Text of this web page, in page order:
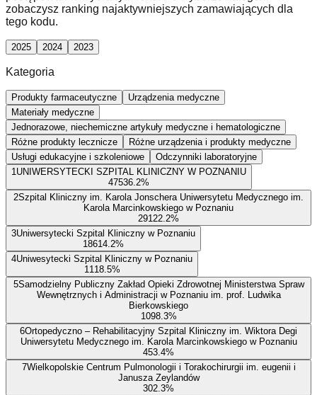
zobaczysz ranking najaktywniejszych zamawiających dla
tego kodu.
2025 2024 2023
Kategoria
Produkty farmaceutyczne
Urządzenia medyczne
Materiały medyczne
Jednorazowe, niechemiczne artykuły medyczne i hematologiczne
Różne produkty lecznicze
Różne urządzenia i produkty medyczne
Usługi edukacyjne i szkoleniowe
Odczynniki laboratoryjne
1UNIWERSYTECKI SZPITAL KLINICZNY W POZNANIU
47536.2%
2Szpital Kliniczny im. Karola Jonschera Uniwersytetu Medycznego im.
Karola Marcinkowskiego w Poznaniu
29122.2%
3Uniwersytecki Szpital Kliniczny w Poznaniu
18614.2%
4Uniwesytecki Szpital Kliniczny w Poznaniu
1118.5%
5Samodzielny Publiczny Zakład Opieki Zdrowotnej Ministerstwa Spraw
Wewnętrznych i Administracji w Poznaniu im. prof. Ludwika
Bierkowskiego
1098.3%
6Ortopedyczno – Rehabilitacyjny Szpital Kliniczny im. Wiktora Degi
Uniwersytetu Medycznego im. Karola Marcinkowskiego w Poznaniu
453.4%
7Wielkopolskie Centrum Pulmonologii i Torakochirurgii im. eugenii i
Janusza Zeylandów
302.3%